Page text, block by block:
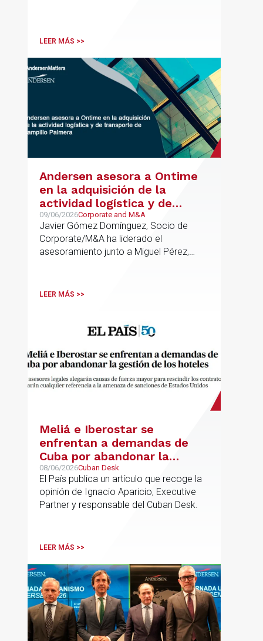
LEER MÁS >>
Andersen asesora a Ontime
en la adquisición de la
actividad logística y de
transporte de Campillo
Palmera
09/06/2026Corporate and M&A
Javier Gómez Domínguez, Socio de
Corporate/M&A ha liderado el
asesoramiento junto a Miguel Pérez,
LEER MÁS >>
Meliá e Iberostar se
enfrentan a demandas de
Cuba por abandonar la
gestión de los hoteles
08/06/2026Cuban Desk
El País publica un artículo que recoge la
opinión de Ignacio Aparicio, Executive
Partner y responsable del Cuban Desk.
LEER MÁS >>